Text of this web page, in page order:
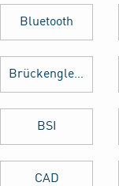
Bluetooth
Brückengleichrichter
BSI
CAD